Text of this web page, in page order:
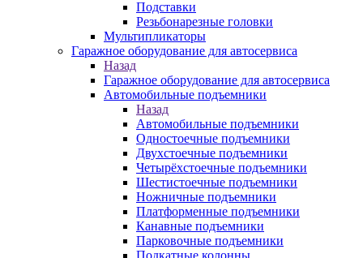
Подставки
Резьбонарезные головки
Мультипликаторы
Гаражное оборудование для автосервиса
Назад
Гаражное оборудование для автосервиса
Автомобильные подъемники
Назад
Автомобильные подъемники
Одностоечные подъемники
Двухстоечные подъемники
Четырёхстоечные подъемники
Шестистоечные подъемники
Ножничные подъемники
Платформенные подъемники
Канавные подъемники
Парковочные подъемники
Подкатные колонны